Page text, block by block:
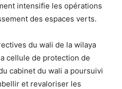
intensifie les opérations
des espaces verts.
du wali de la wilaya
cellule de protection de
cabinet du wali a poursuivi
et revaloriser les